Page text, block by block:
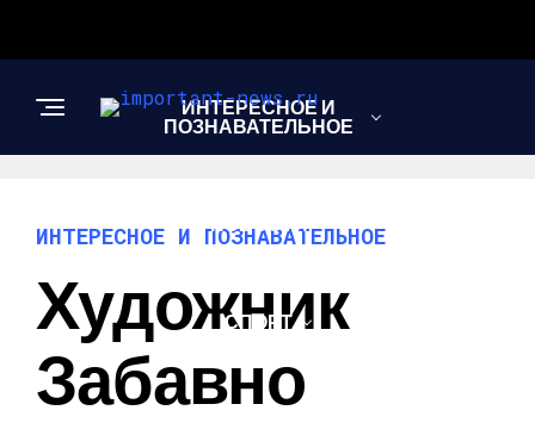
ИНТЕРЕСНОЕ И
ПОЗНАВАТЕЛЬНОЕ
НОВОСТИ
СПОРТ
ИНТЕРЕСНОЕ И ПОЗНАВАТЕЛЬНОЕ
Художник
Забавно